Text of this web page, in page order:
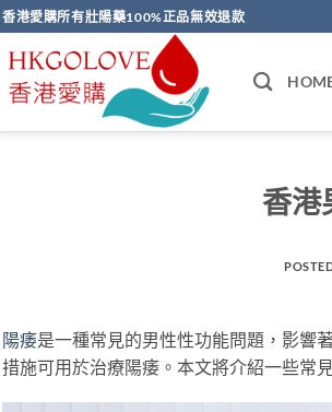
香港愛購所有壯陽藥100%正品無效退款
香港
陽痿是一種常見的男性性功能問題，影響
措施可用於治療陽痿。本文將介紹一些常